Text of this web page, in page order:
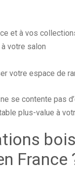
et à vos
votre salon
votre espace de
se contente pas
plus-value à
bois
France